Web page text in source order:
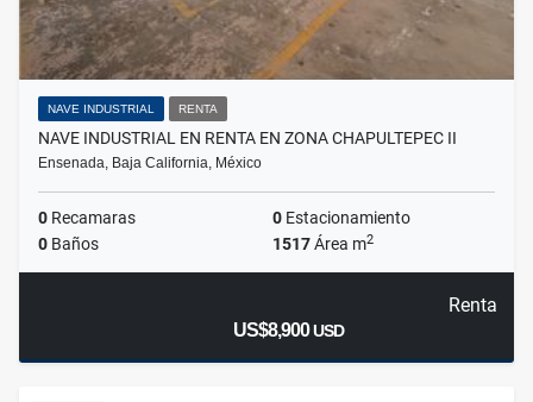
NAVE INDUSTRIAL RENTA
NAVE INDUSTRIAL EN RENTA EN ZONA CHAPULTEPEC II
Ensenada, Baja California, México
0 Recamaras 0 Estacionamiento
0 Baños 1517Área m2
Renta
US$8,900USD